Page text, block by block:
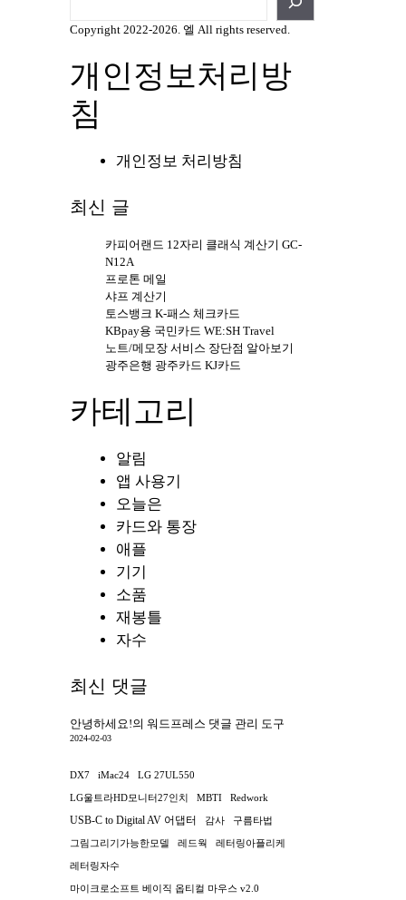
Copyright 2022-2026. 엘 All rights reserved.
개인정보처리방
침
개인정보 처리방침
최신 글
카피어랜드 12자리 클래식 계산기 GC-
N12A
프로톤 메일
샤프 계산기
토스뱅크 K-패스 체크카드
KBpay용 국민카드 WE:SH Travel
노트/메모장 서비스 장단점 알아보기
광주은행 광주카드 KJ카드
카테고리
알림
앱 사용기
오늘은
카드와 통장
애플
기기
소품
재봉틀
자수
최신 댓글
안녕하세요!의 워드프레스 댓글 관리 도구
2024-02-03
DX7 iMac24 LG 27UL550
LG울트라HD모니터27인치 MBTI Redwork
USB-C to Digital AV 어댑터 감사 구름타법
그림그리기가능한모델 레드웍 레터링아플리케
레터링자수
마이크로소프트 베이직 옵티컬 마우스 v2.0